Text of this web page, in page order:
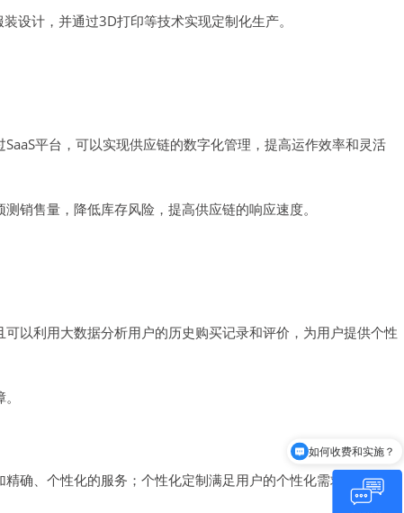
设计，并通过3D打印等技术实现定制化生产。
平台，可以实现供应链的数字化管理，提高运作效率和灵活
销售量，降低库存风险，提高供应链的响应速度。
以利用大数据分析用户的历史购买记录和评价，为用户提供个性
确、个性化的服务；个性化定制满足用户的个性化需求；供应链
Centric是谁？